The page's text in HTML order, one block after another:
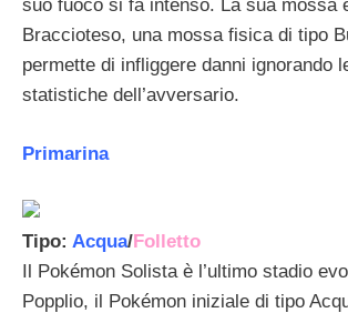
suo fuoco si fa intenso. La sua mossa
Braccioteso, una mossa fisica di tipo
permette di infliggere danni ignorando
statistiche dell’avversario.
Primarina
Tipo: Acqua/Folletto
Il Pokémon Solista è l’ultimo stadio
Popplio, il Pokémon iniziale di tipo